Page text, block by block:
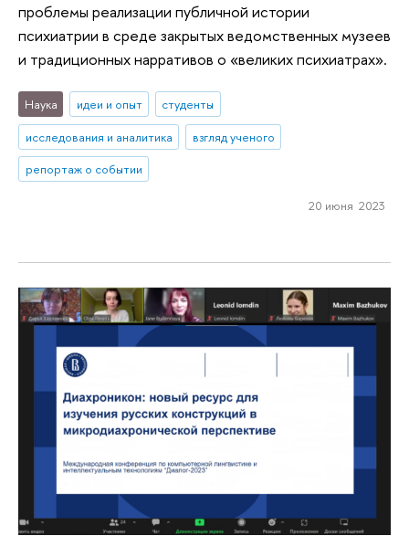
проблемы реализации публичной истории
психиатрии в среде закрытых ведомственных музеев
и традиционных нарративов о «великих психиатрах».
Наука идеи и опыт
студенты
исследования и аналитика
взгляд ученого
репортаж о событии
20 июня 2023